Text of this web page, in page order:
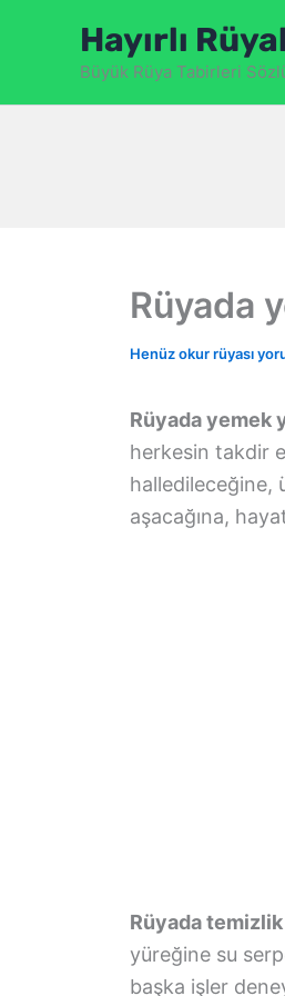
Hayırlı
Büyük Rüya Tabirleri
Rüyada
Henüz okur rüyası
Rüyada yemek
herkesin takdir
halledileceğine,
aşacağına,
Rüyada
yüreğine su
başka işler